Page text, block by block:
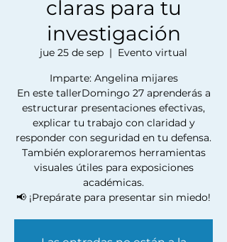
claras para tu
investigación
jue 25 de sep
  |
Evento virtual
Imparte: Angelina mijares
En este tallerDomingo 27 aprenderás a
estructurar presentaciones efectivas,
explicar tu trabajo con claridad y
responder con seguridad en tu defensa.
También exploraremos herramientas
visuales útiles para exposiciones
académicas.
📢 ¡Prepárate para presentar sin miedo!